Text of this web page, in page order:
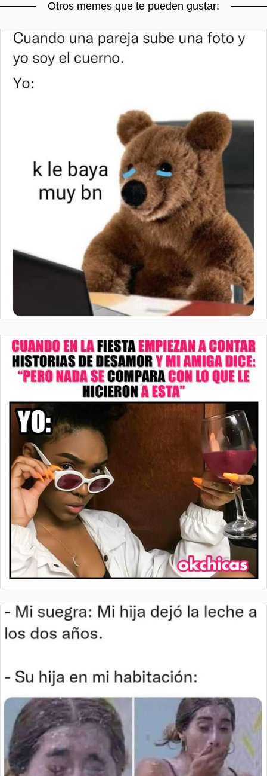
Otros memes que te pueden gustar: